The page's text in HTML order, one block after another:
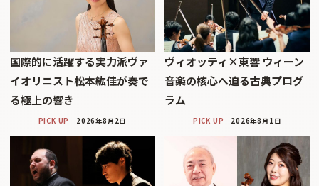
国際的に活躍する実力派ヴァ
イオリニスト松本紘佳が奏で
る極上の響き
PICK UP 2026年8月2日
ヴィオッティ×東響 ウィーン
音楽の核心へ迫る古典プログ
ラム
PICK UP 2026年8月1日